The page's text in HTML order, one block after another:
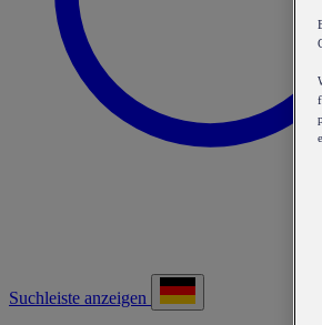
Suchleiste anzeigen